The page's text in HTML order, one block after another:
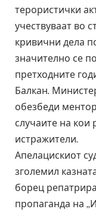
терористички
учествуваат во
кривични дела
значително се
претходните
Балкан.
обезбеди
случаите на кои
истражители.
Апелацискиот
зголемил
борец
пропаганда на